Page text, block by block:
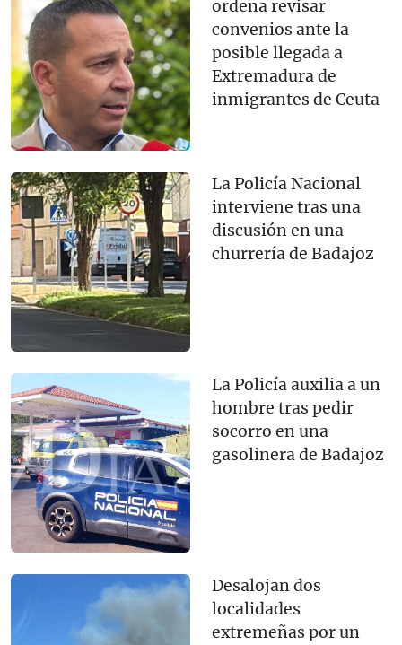
ordena revisar
convenios ante la
posible llegada a
Extremadura de
inmigrantes de Ceuta
La Policía Nacional
interviene tras una
discusión en una
churrería de Badajoz
La Policía auxilia a un
hombre tras pedir
socorro en una
gasolinera de Badajoz
Desalojan dos
localidades
extremeñas por un